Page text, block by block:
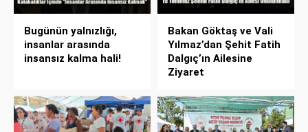
Bugünün yalnızlığı,
insanlar arasında
insansız kalma hali!
Bakan Göktaş ve Vali
Yılmaz’dan Şehit Fatih
Dalgıç’ın Ailesine
Ziyaret